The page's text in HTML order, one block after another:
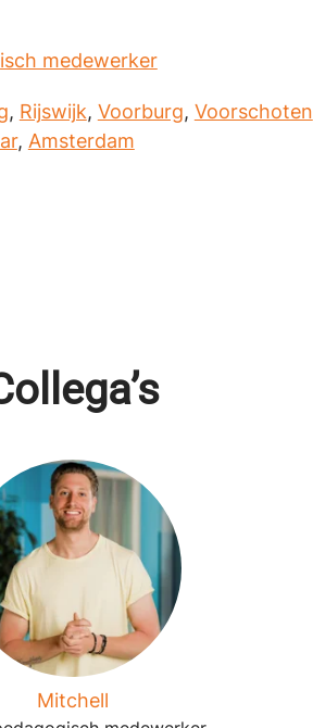
medewerker
, Rijswijk, Voorburg, Voorschoten
, Amsterdam
Mitchell